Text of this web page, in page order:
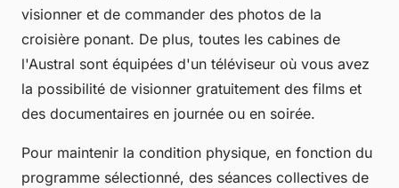
visionner et de commander des photos de la
croisière ponant. De plus, toutes les cabines de
l'Austral sont équipées d'un téléviseur où vous avez
la possibilité de visionner gratuitement des films et
des documentaires en journée ou en soirée.
Pour maintenir la condition physique, en fonction du
programme sélectionné, des séances collectives de